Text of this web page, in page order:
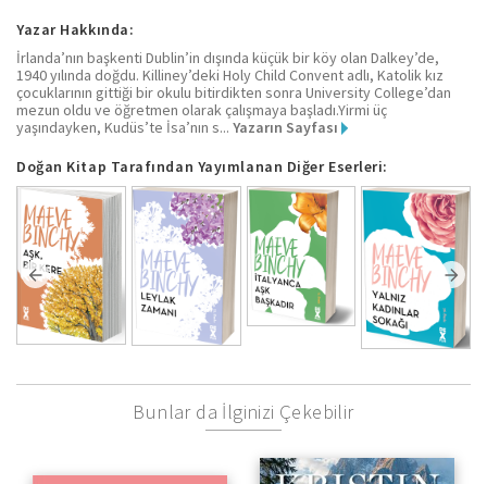
Yazar Hakkında:
İrlanda’nın başkenti Dublin’in dışında küçük bir köy olan Dalkey’de,
1940 yılında doğdu. Killiney’deki Holy Child Convent adlı, Katolik kız
çocuklarının gittiği bir okulu bitirdikten sonra University College’dan
mezun oldu ve öğretmen olarak çalışmaya başladı.Yirmi üç
yaşındayken, Kudüs’te İsa’nın s... Yazarın Sayfası
Doğan Kitap Tarafından Yayımlanan Diğer Eserleri:
Bunlar da İlginizi Çekebilir